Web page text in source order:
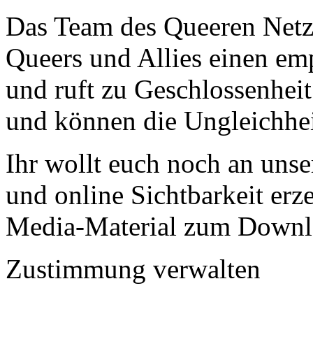
Das Team des Queeren
Queers und Allies einen
und ruft zu
und können die
Ihr wollt euch noch an
und online Sichtbarkeit
Media-Material zum
Zustimmung verwalten